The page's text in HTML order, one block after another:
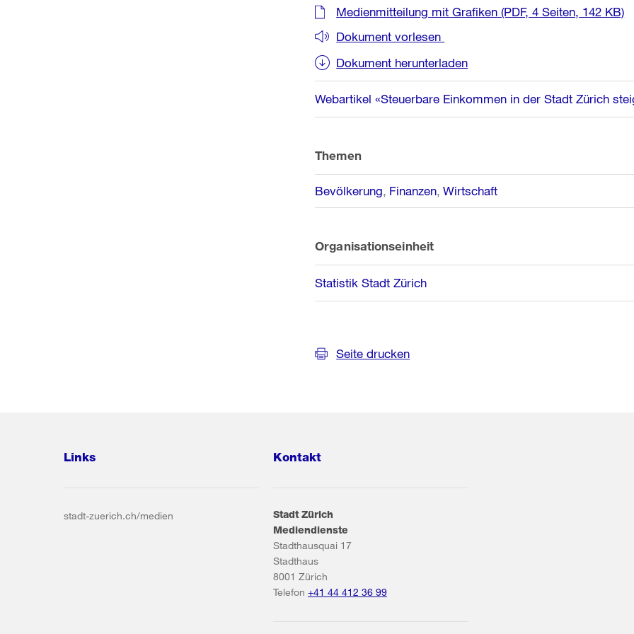
Weitere
Informationen
Medienmitteilung mit Grafiken (PDF, 4 Seiten, 142 KB)
Dokument vorlesen
Dokument herunterladen
Webartikel «Steuerbare Einkommen in der Stadt Zürich
Themen
Bevölkerung Finanzen Wirtschaft
Organisationseinheit
Statistik Stadt Zürich
Seite drucken
Links
stadt-zuerich.ch/medien
Kontakt
Stadt Zürich
Mediendienste
Stadthausquai 17
Stadthaus
8001 Zürich
Telefon +41 44 412 36 99